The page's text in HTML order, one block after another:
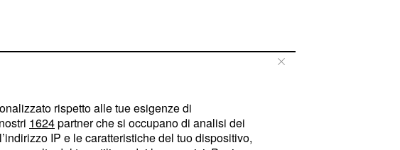
rispetto alle tue esigenze di
1624partner che si occupano di analisi dei
IP e le caratteristiche del tuo dispositivo,